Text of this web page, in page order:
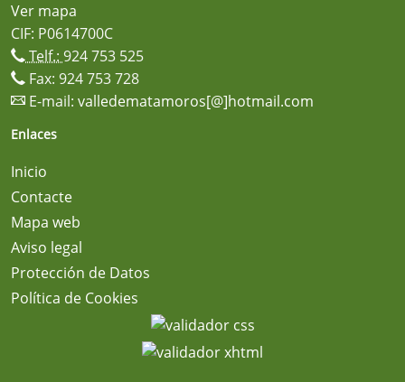
Ver mapa
CIF: P0614700C
Telf.: 924 753 525
Fax: 924 753 728
E-mail: valledematamoros[@]hotmail.com
Enlaces
Inicio
Contacte
Mapa web
Aviso legal
Protección de Datos
Política de Cookies